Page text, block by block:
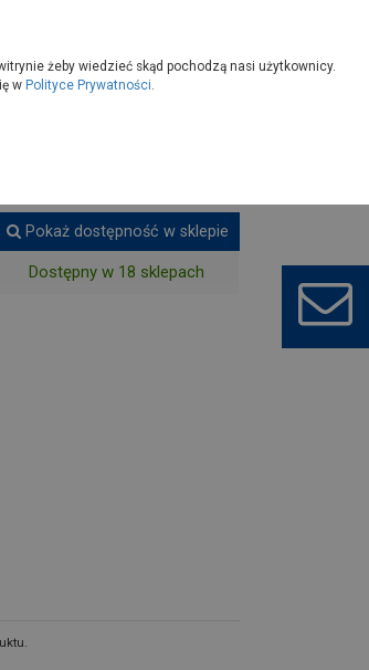
Pokaż dostępność w sklepie
Dostępny w 18 sklepach
żeby wiedzieć skąd pochodzą nasi użytkownicy.
w Polityce Prywatności.